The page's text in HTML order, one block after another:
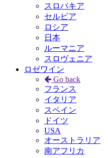
スロバキア
セルビア
ロシア
日本
ルーマニア
スロヴェニア
ロゼワイン
Go back
フランス
イタリア
スペイン
ドイツ
USA
オーストラリア
南アフリカ